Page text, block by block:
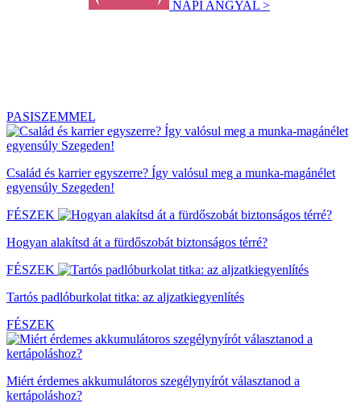
NAPI ANGYAL >
PASISZEMMEL
Család és karrier egyszerre? Így valósul meg a munka-magánélet
egyensúly Szegeden!
FÉSZEK
Hogyan alakítsd át a fürdőszobát biztonságos térré?
FÉSZEK
Tartós padlóburkolat titka: az aljzatkiegyenlítés
FÉSZEK
Miért érdemes akkumulátoros szegélynyírót választanod a
kertápoláshoz?